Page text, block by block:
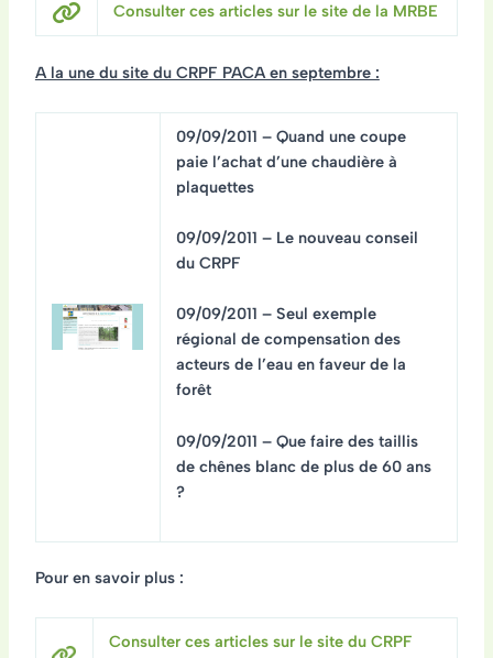
Consulter ces articles sur le site de la MRBE
A la une du site du CRPF PACA en septembre :
09/09/2011 – Quand une coupe
paie l’achat d’une chaudière à
plaquettes
09/09/2011 – Le nouveau conseil
du CRPF
09/09/2011 – Seul exemple
régional de compensation des
acteurs de l’eau en faveur de la
forêt
09/09/2011 – Que faire des taillis
de chênes blanc de plus de 60 ans
?
Pour en savoir plus :
Consulter ces articles sur le site du CRPF